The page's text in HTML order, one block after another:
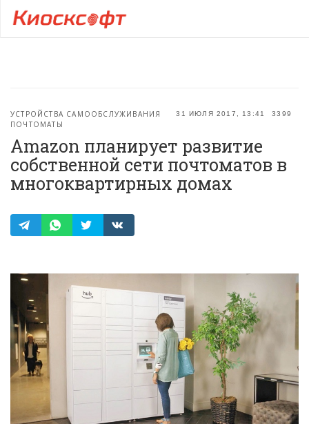
31 ИЮЛЯ 2017, 13:41 3399
УСТРОЙСТВА САМООБСЛУЖИВАНИЯ
ПОЧТОМАТЫ
Amazon планирует развитие
собственной сети почтоматов в
многоквартирных домах